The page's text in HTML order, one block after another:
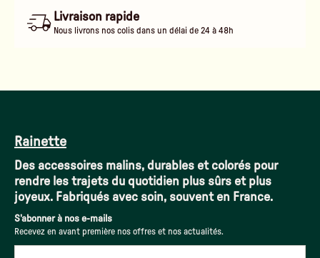
Livraison rapide
Nous livrons nos colis dans un délai de 24 à 48h
Rainette
Des accessoires malins, durables et colorés pour
rendre les trajets du quotidien plus sûrs et plus
joyeux. Fabriqués avec soin, souvent en France.
S'abonner à nos e-mails
Recevez en avant première nos offres et nos actualités.